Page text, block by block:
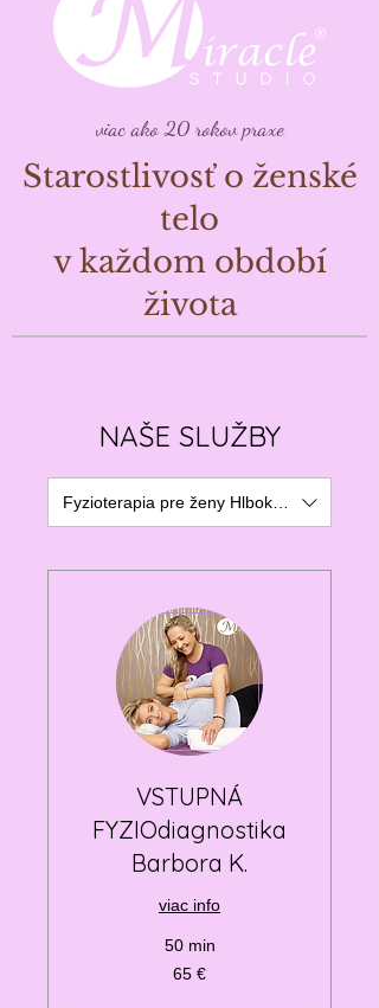
viac ako 20 rokov praxe
Starostlivosť o ženské
telo
v každom období
života
NAŠE SLUŽBY
Fyzioterapia pre ženy Hlboká cesta 7
VSTUPNÁ
FYZIOdiagnostika
Barbora K.
viac info
50 min
65 €